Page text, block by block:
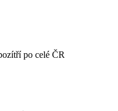
po celé ČR